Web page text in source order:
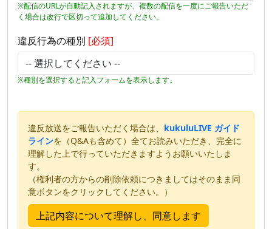
※配信のURLが自動記入されますが、複数の配信を一度にご報告いただ
く場合は改行で区切って追加してください。
違反行為の種別 [必須]
※種別を選択すると記入フォームを表示します。
違反放送をご報告いただく場合は、 kukuluLIVE ガイド
ラインを（Q&Aも含めて）全てお読みいただき、完全に
理解した上で行っていただきますようお願いいたしま
す。
（権利者の方からの削除依頼につきましてはそのまま同
意ボタンをクリックしてください。）